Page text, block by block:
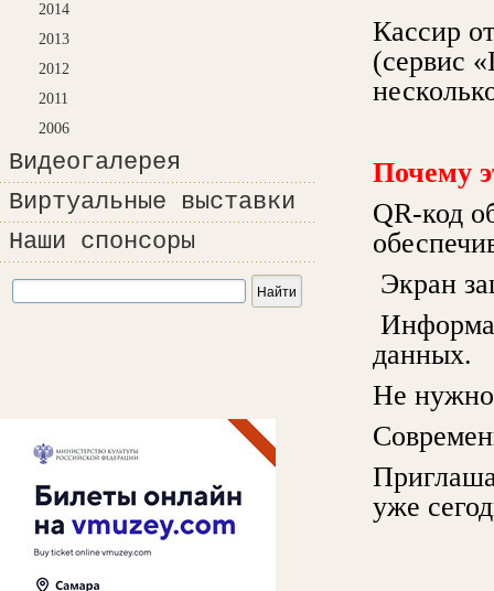
2014
2013
2012
2011
2006
Видеогалерея
Виртуальные выставки
Наши спонсоры
Кассир
(сервис
Почему
QR-код
Экран
данных.
Не нужно
уже